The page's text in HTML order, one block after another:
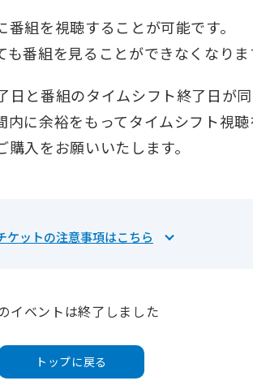
組を視聴することが可能です。
番組を見ることができなくなり
と番組のタイムシフト終了日が
内に余裕をもってタイムシフト視
入をお願いいたします。
ケットの注意事項はこちら
イベントは終了しました
トップに戻る